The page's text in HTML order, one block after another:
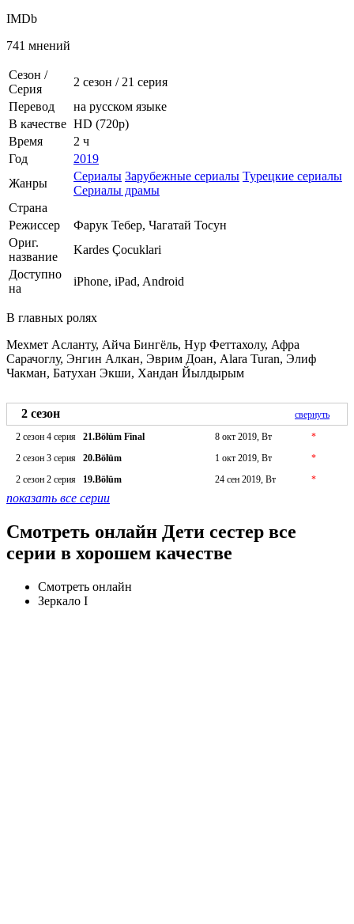
IMDb
741 мнений
Сезон /
Серия
2 сезон / 21 серия
Перевод
на русском языке
В качестве HD (720p)
Время
2 ч
Год
2019
Жанры
Сериалы Зарубежные сериалы Турецкие сериалы
Сериалы драмы
Страна
Режиссер
Фарук Тебер, Чагатай Тосун
Ориг.
название
Kardes Çocuklari
Доступно
на
iPhone, iPad, Android
В главных ролях
Мехмет Асланту, Айча Бингёль, Нур Феттахолу, Афра
Сарачоглу, Энгин Алкан, Эврим Доан, Alara Turan, Элиф
Чакман, Батухан Экши, Хандан Йылдырым
2 сезон
свернуть
2 сезон 4 серия
21.Bölüm Final 8 окт 2019, Вт
*
2 сезон 3 серия
20.Bölüm 1 окт 2019, Вт
*
2 сезон 2 серия
19.Bölüm 24 сен 2019, Вт *
показать все серии
Смотреть онлайн Дети сестер все
серии в хорошем качестве
Смотреть онлайн
Зеркало I